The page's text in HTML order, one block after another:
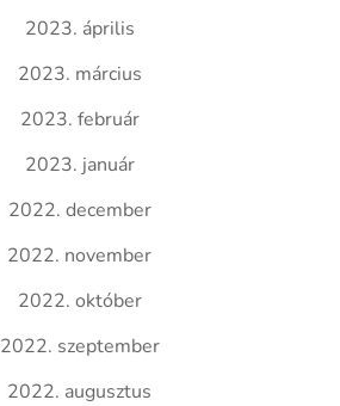
2023. április
2023. március
2023. február
2023. január
2022. december
2022. november
2022. október
2022. szeptember
2022. augusztus